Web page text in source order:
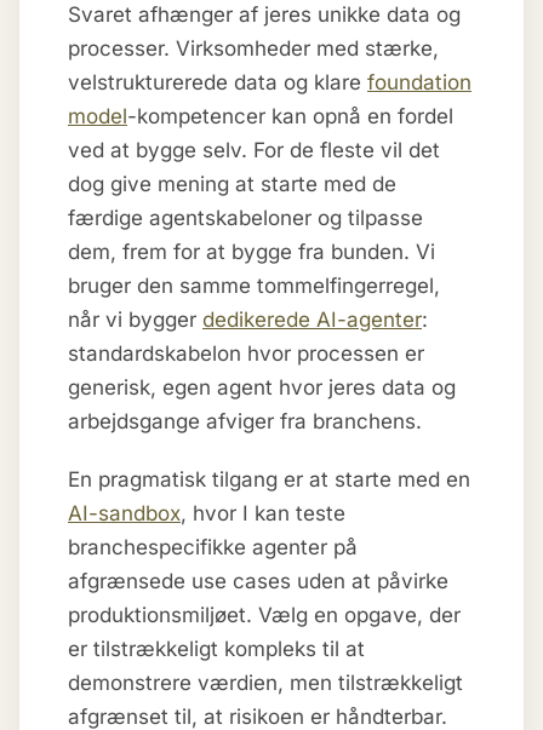
Svaret afhænger af jeres unikke data og
processer. Virksomheder med stærke,
velstrukturerede data og klare foundation
model-kompetencer kan opnå en fordel
ved at bygge selv. For de fleste vil det
dog give mening at starte med de
færdige agentskabeloner og tilpasse
dem, frem for at bygge fra bunden. Vi
bruger den samme tommelfingerregel,
når vi bygger dedikerede AI-agenter:
standardskabelon hvor processen er
generisk, egen agent hvor jeres data og
arbejdsgange afviger fra branchens.
En pragmatisk tilgang er at starte med en
AI-sandbox, hvor I kan teste
branchespecifikke agenter på
afgrænsede use cases uden at påvirke
produktionsmiljøet. Vælg en opgave, der
er tilstrækkeligt kompleks til at
demonstrere værdien, men tilstrækkeligt
afgrænset til, at risikoen er håndterbar.